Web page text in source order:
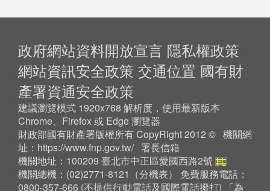
:::
政府網站資料開放宣言 隱私權政策
網站資訊安全政策 交通位置 國有財
產署資通安全政策
建議瀏覽模式 1920x768 解析度，使用最新版本
Chrome、Firefox 或 Edge 瀏覽器
財政部國有財產署版權所有 CopyRight 2012 © 機關網
址： https://www.fnp.gov.tw/ 署長信箱
機關地址：100209 臺北市中正區愛國西路2號
機關總機：(02)2771-8121（分機表） 免費服務電話：
0800-357-666 (不提供行動電話及國際電話撥打) 「為